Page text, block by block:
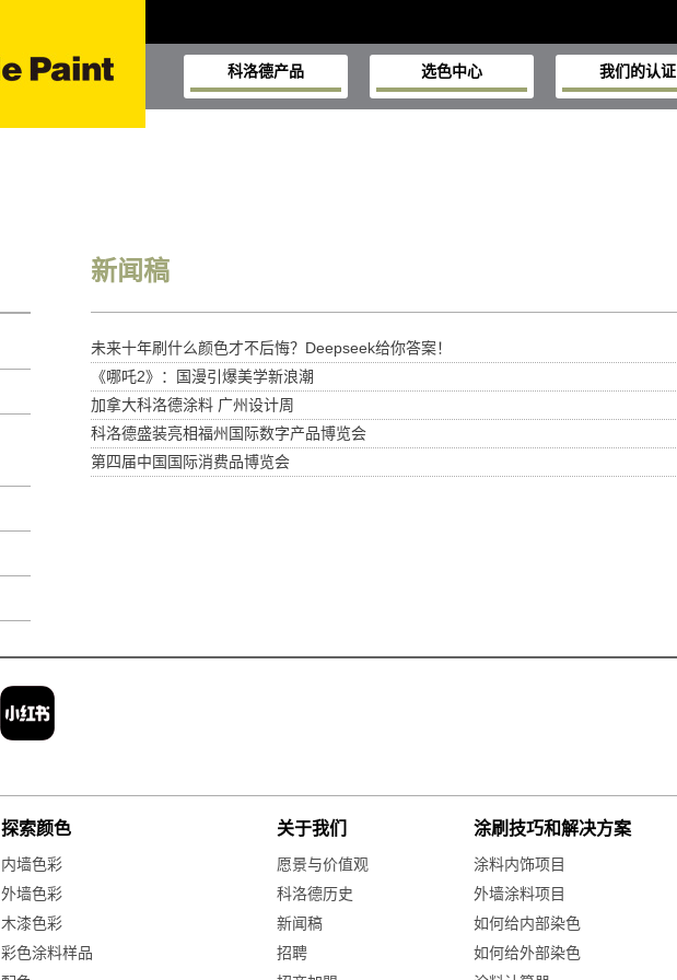
科洛德产品 选色中心 我们的认证
新闻稿
未来十年刷什么颜色才不后悔？Deepseek给你答案！
《哪吒2》：国漫引爆美学新浪潮
加拿大科洛德涂料 广州设计周
科洛德盛装亮相福州国际数字产品博览会
第四届中国国际消费品博览会
探索颜色
内墙色彩
外墙色彩
木漆色彩
彩色涂料样品
关于我们
愿景与价值观
科洛德历史
新闻稿
招聘
涂刷技巧和解决方案
涂料内饰项目
外墙涂料项目
如何给内部染色
如何给外部染色